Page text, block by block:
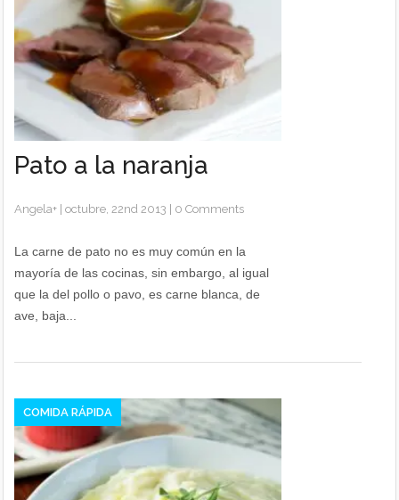
Pato a la naranja
Angela+ |octubre, 22nd 2013 0 Comments
La carne de pato no es muy común en la
mayoría de las cocinas, sin embargo, al igual
que la del pollo o pavo, es carne blanca, de
ave, baja...
COMIDA RÁPIDA